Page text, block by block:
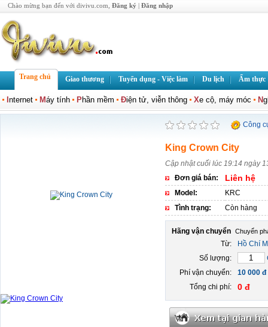
Chào mừng bạn đến với divivu.com, Đăng ký | Đăng nhập
Trang chủ Giao thương Tuyển dụng - Việc làm Du lịch Ẩm thực
nternet Máy tính Phần mềm Điện tử, viễn thông Xe cộ, máy móc N
Công
King Crown City
Cập nhật cuối lúc 19:14 ngày
Đơn giá bán:
Liên hệ
Model:
KRC
Tình trạng:
Còn hàng
Hãng vận chuyển
Từ:
Hồ Chí
Số lượng:
Phí vận chuyển:
10 000 đ
Tổng chi phí:
0 đ